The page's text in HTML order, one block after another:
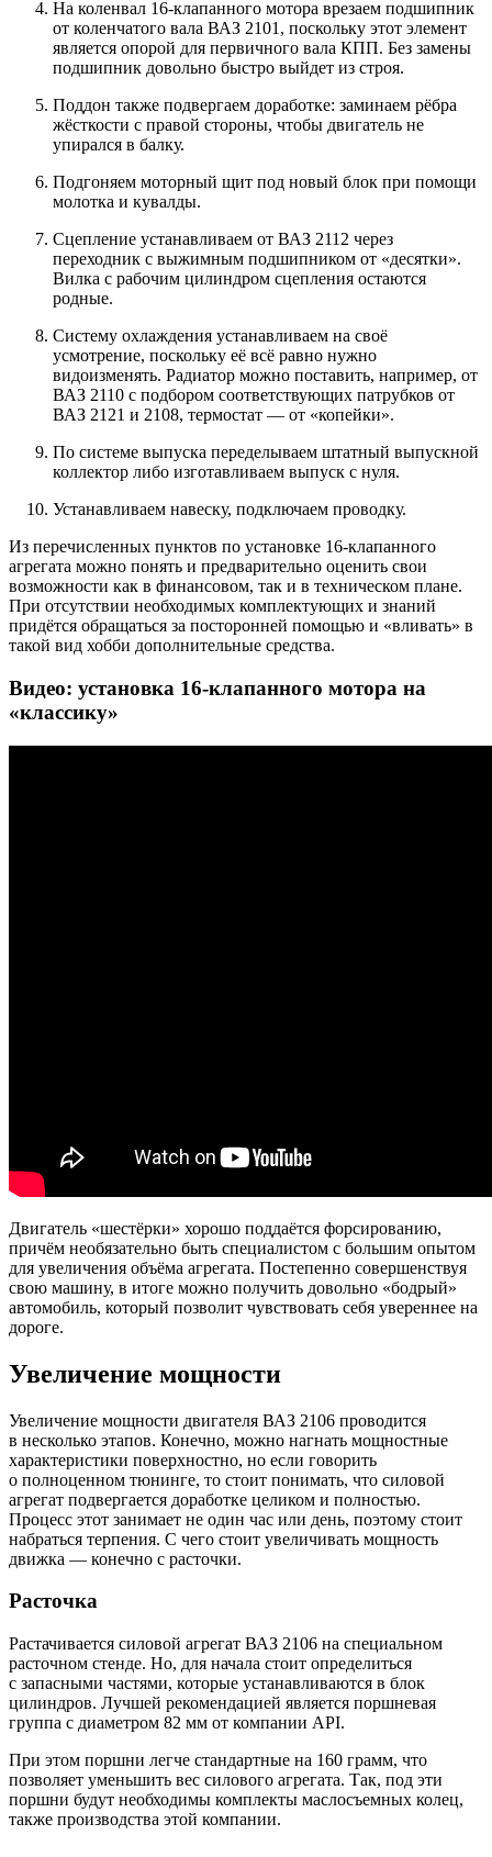
На коленвал 16-клапанного мотора врезаем подшипник
от коленчатого вала ВАЗ 2101, поскольку этот элемент
является опорой для первичного вала КПП. Без замены
подшипник довольно быстро выйдет из строя.
Поддон также подвергаем доработке: заминаем рёбра
жёсткости с правой стороны, чтобы двигатель не
упирался в балку.
Подгоняем моторный щит под новый блок при помощи
молотка и кувалды.
Сцепление устанавливаем от ВАЗ 2112 через
переходник с выжимным подшипником от «десятки».
Вилка с рабочим цилиндром сцепления остаются
родные.
Систему охлаждения устанавливаем на своё
усмотрение, поскольку её всё равно нужно
видоизменять. Радиатор можно поставить, например, от
ВАЗ 2110 с подбором соответствующих патрубков от
ВАЗ 2121 и 2108, термостат — от «копейки».
По системе выпуска переделываем штатный выпускной
коллектор либо изготавливаем выпуск с нуля.
Устанавливаем навеску, подключаем проводку.
Из перечисленных пунктов по установке 16-клапанного
агрегата можно понять и предварительно оценить свои
возможности как в финансовом, так и в техническом плане.
При отсутствии необходимых комплектующих и знаний
придётся обращаться за посторонней помощью и «вливать» в
такой вид хобби дополнительные средства.
Видео: установка 16-клапанного мотора на
«классику»
Двигатель «шестёрки» хорошо поддаётся форсированию,
причём необязательно быть специалистом с большим опытом
для увеличения объёма агрегата. Постепенно совершенствуя
свою машину, в итоге можно получить довольно «бодрый»
автомобиль, который позволит чувствовать себя увереннее на
дороге.
Увеличение мощности
Увеличение мощности двигателя ВАЗ 2106 проводится
в несколько этапов. Конечно, можно нагнать мощностные
характеристики поверхностно, но если говорить
о полноценном тюнинге, то стоит понимать, что силовой
агрегат подвергается доработке целиком и полностью.
Процесс этот занимает не один час или день, поэтому стоит
набраться терпения. С чего стоит увеличивать мощность
движка — конечно с расточки.
Расточка
Растачивается силовой агрегат ВАЗ 2106 на специальном
расточном стенде. Но, для начала стоит определиться
с запасными частями, которые устанавливаются в блок
цилиндров. Лучшей рекомендацией является поршневая
группа с диаметром 82 мм от компании API.
При этом поршни легче стандартные на 160 грамм, что
позволяет уменьшить вес силового агрегата. Так, под эти
поршни будут необходимы комплекты маслосъемных колец,
также производства этой компании.